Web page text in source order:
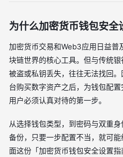
为什么加密货币钱包安全
加密货币交易和Web3应用日益普
块链世界的核心工具。但与传统
被盗或私钥丢失，往往无法找回
台购买数字资产之后，为钱包配
用户必须认真对待的第一步。
从选择钱包类型，到密码与双重
备份，只要一步配置不当，就可
面这份「加密货币钱包安全设置